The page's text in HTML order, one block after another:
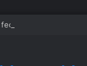
ölüm: Servis